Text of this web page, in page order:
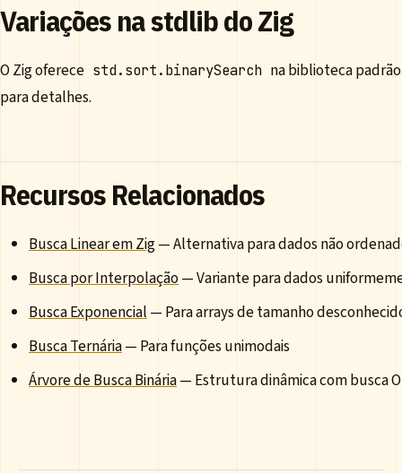
Variações na stdlib do Zig
O Zig oferece std.sort.binarySearch na biblioteca
para detalhes.
Recursos Relacionados
Busca Linear em Zig— Alternativa para dados não
Busca por Interpolação— Variante para dados
Busca Exponencial— Para arrays de tamanho
Busca Ternária— Para funções unimodais
Árvore de Busca Binária— Estrutura dinâmica com busca